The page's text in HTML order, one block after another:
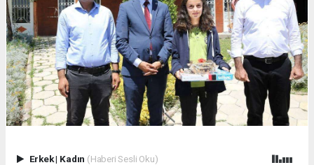
Erkek| Kadın (Haberi Sesli Oku)